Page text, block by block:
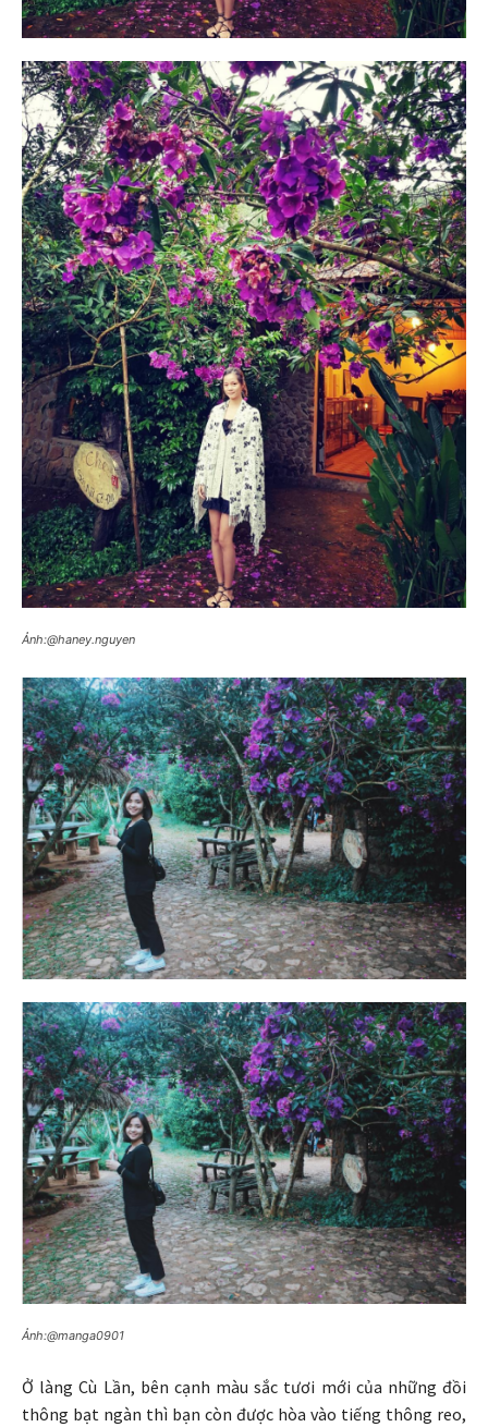
Ảnh:@haney.nguyen
Ảnh:@manga0901
Ở làng Cù Lần, bên cạnh màu sắc tươi mới của những đồi
thông bạt ngàn thì bạn còn được hòa vào tiếng thông reo,